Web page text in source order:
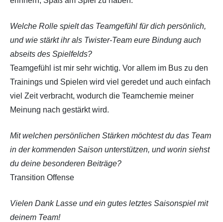
Welche Rolle spielt das Teamgefühl für dich persönlich,
und wie stärkt ihr als Twister-Team eure Bindung auch
abseits des Spielfelds?
Teamgefühl ist mir sehr wichtig. Vor allem im Bus zu den
Trainings und Spielen wird viel geredet und auch einfach
viel Zeit verbracht, wodurch die Teamchemie meiner
Meinung nach gestärkt wird.
Mit welchen persönlichen Stärken möchtest du das Team
in der kommenden Saison unterstützen, und worin siehst
du deine besonderen Beiträge?
Transition Offense
Vielen Dank Lasse und ein gutes letztes Saisonspiel mit
deinem Team!